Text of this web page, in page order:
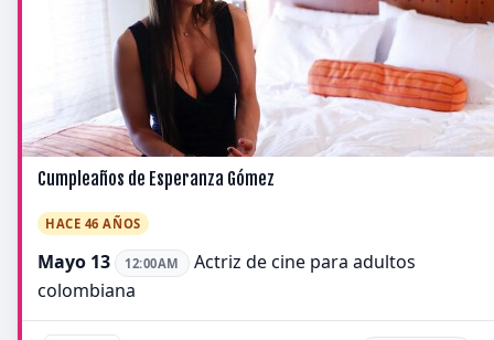
Cumpleaños de Esperanza Gómez
HACE 46 AÑOS
Mayo 13 12:00AM
Actriz de cine para adultos
colombiana